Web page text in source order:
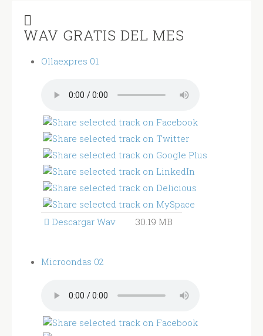
WAV GRATIS DEL MES
Ollaexpres 01
Descargar Wav 30.19 MB
Microondas 02